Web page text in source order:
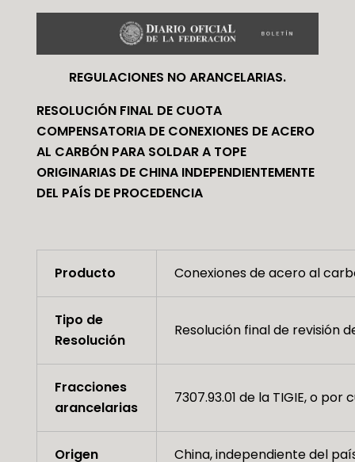
REGULACIONES NO ARANCELARIAS.
RESOLUCIÓN FINAL DE CUOTA
COMPENSATORIA DE CONEXIONES DE ACERO
AL CARBÓN PARA SOLDAR A TOPE
ORIGINARIAS DE CHINA INDEPENDIENTEMENTE
DEL PAÍS DE PROCEDENCIA
Producto Conexiones de acero al
Tipo de
Resolución
Resolución final de revisión
Fracciones
arancelarias
7307.93.01 de la TIGIE, o por
Origen China, independiente del